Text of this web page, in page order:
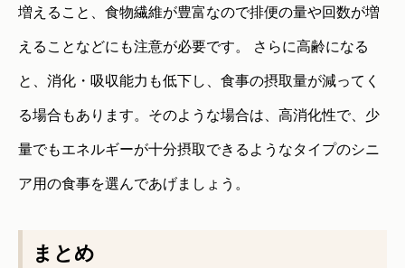
増えること、食物繊維が豊富なので排便の量や回数が増
えることなどにも注意が必要です。 さらに高齢になる
と、消化・吸収能力も低下し、食事の摂取量が減ってく
る場合もあります。そのような場合は、高消化性で、少
量でもエネルギーが十分摂取できるようなタイプのシニ
ア用の食事を選んであげましょう。
まとめ